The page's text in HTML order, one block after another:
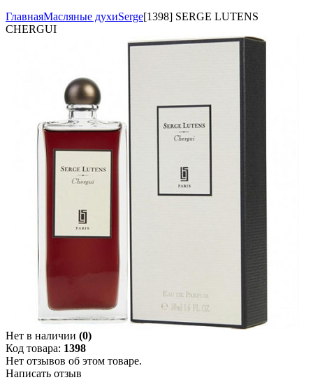
ГлавнаяМасляные духиSerge[1398] SERGE LUTENS
CHERGUI
Нет в наличии (0)
Код товара: 1398
Нет отзывов об этом товаре.
Написать отзыв